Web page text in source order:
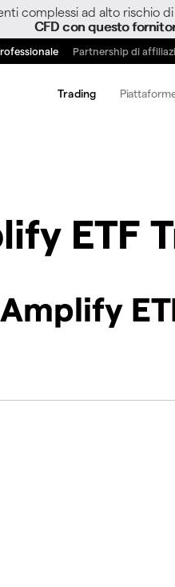
complessi ad alto rischio
CFD con questo
Partnership di
Trading
ETF